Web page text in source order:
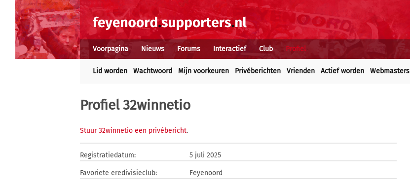
Voorpagina Nieuws Forums Interactief Club Profiel
Lid worden Wachtwoord Mijn voorkeuren Privéberichten Vrienden Actief worden Webmasters
Profiel 32winnetio
Stuur 32winnetio een privébericht.
Registratiedatum: 5 juli 2025
Favoriete eredivisieclub: Feyenoord